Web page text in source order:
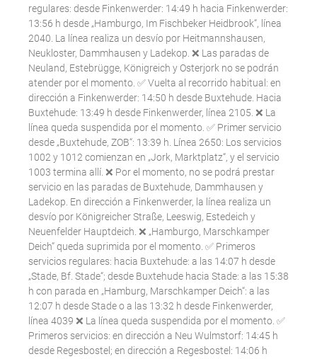
regulares: desde Finkenwerder: 14:49 h hacia Finkenwerder:
13:56 h desde „Hamburgo, Im Fischbeker Heidbrook“, línea
2040. La línea realiza un desvío por Heitmannshausen,
Neukloster, Dammhausen y Ladekop. ❌ Las paradas de
Neuland, Estebrügge, Königreich y Osterjork no se podrán
atender por el momento. ✅ Vuelta al recorrido habitual: en
dirección a Finkenwerder: 14:50 h desde Buxtehude. Hacia
Buxtehude: 13:49 h desde Finkenwerder, línea 2105. ❌ La
línea queda suspendida por el momento. ✅ Primer servicio
desde „Buxtehude, ZOB“: 13:39 h. Línea 2650: Los servicios
1002 y 1012 comienzan en „Jork, Marktplatz“, y el servicio
1003 termina allí. ❌ Por el momento, no se podrá prestar
servicio en las paradas de Buxtehude, Dammhausen y
Ladekop. En dirección a Finkenwerder, la línea realiza un
desvío por Königreicher Straße, Leeswig, Estedeich y
Neuenfelder Hauptdeich. ❌ „Hamburgo, Marschkamper
Deich“ queda suprimida por el momento. ✅ Primeros
servicios regulares: hacia Buxtehude: a las 14:07 h desde
„Stade, Bf. Stade“; desde Buxtehude hacia Stade: a las 15:38
h con parada en „Hamburg, Marschkamper Deich“: a las
12:07 h desde Stade o a las 13:32 h desde Finkenwerder,
línea 4039 ❌ La línea queda suspendida por el momento. ✅
Primeros servicios: en dirección a Neu Wulmstorf: 14:45 h
desde Regesbostel; en dirección a Regesbostel: 14:06 h